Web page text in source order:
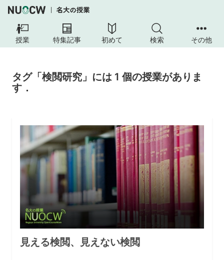
授業 特集記事 初めて 検索 その他
タグ「検閲研究」には 1 個の授業がありま
す．
見える検閲、見えない検閲